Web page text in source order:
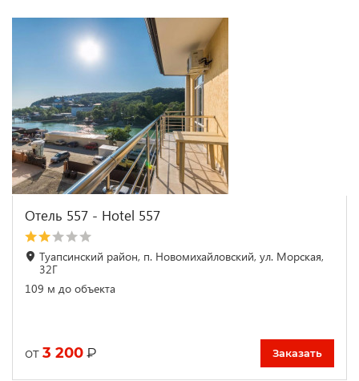
Отель 557 - Hotel 557
Туапсинский район, п. Новомихайловский, ул. Морская,
32Г
109 м до объекта
от 3 200 ₽ Заказать